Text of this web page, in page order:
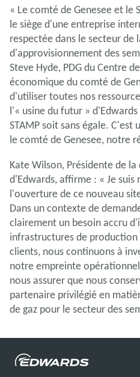
« Le comté de Genesee et le
le siège d'une entreprise
respectée dans le secteur de
d'approvisionnement des
Steve Hyde, PDG du Centre
économique du comté de
d'utiliser toutes nos
l'« usine du futur »
STAMP soit sans égale.
le comté de Genesee, notre
Kate Wilson, Présidente de
d'Edwards, affirme : « Je
l'ouverture de ce nouveau
Dans un contexte de
clairement un besoin accru
infrastructures de
clients, nous continuons à
notre empreinte
nous assurer que nous
partenaire privilégié en
de gaz pour le secteur des